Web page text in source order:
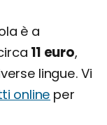
è a
11 euro,
lingue. Vi
online per